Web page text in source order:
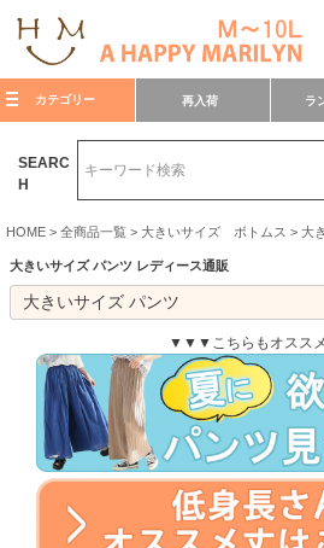
カテゴリー 再入荷 ラ
SEARC
H
HOME 全商品一覧 大きいサイズ ボトムス 大
大きいサイズ パンツ レディース通販
大きいサイズ パンツ
▼▼▼こちらもオス